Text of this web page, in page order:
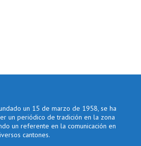
un 15 de marzo de 1958, se ha
un periódico de tradición en la zona
un referente en la comunicación en
cantones.